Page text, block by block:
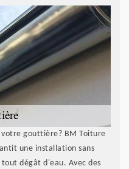
votre gouttière? BM Toiture
une installation sans
dégât d'eau. Avec des